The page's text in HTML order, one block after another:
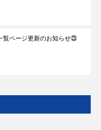
覧ページ更新のお知らせ㉓